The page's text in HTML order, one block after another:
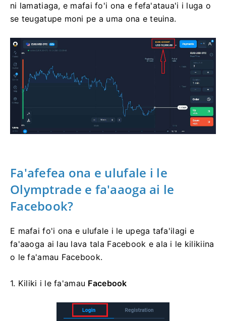
ni lamatiaga, e mafai fo'i ona e fefa'ataua'i i luga o
se teugatupe moni pe a uma ona e teuina.
Fa'afefea ona e ulufale i le
Olymptrade e fa'aaoga ai le
Facebook?
E mafai fo'i ona e ulufale i le upega tafa'ilagi e
fa'aaoga ai lau lava tala Facebook e ala i le kilikiina
o le fa'amau Facebook.
1. Kiliki i le fa'amau Facebook